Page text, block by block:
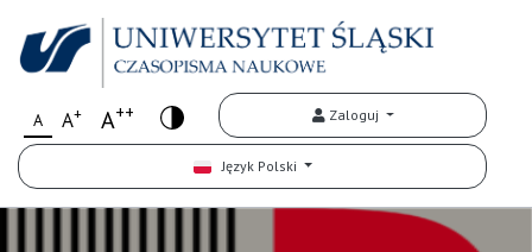
A A+ A++ Zaloguj
Język Polski